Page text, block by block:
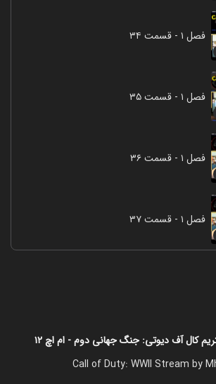
فصل ۱ - قسمت ۳۴
فصل ۱ - قسمت ۳۵
فصل ۱ - قسمت ۳۶
فصل ۱ - قسمت ۳۷
کال آف دیوتی: جنگ جهانی دوم - ام اچ ۱۲
Call of Duty: WWII Stream by